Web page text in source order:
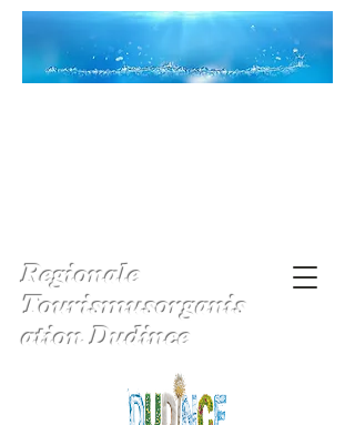
Regionale
Tourismusorganis
ation Dudince